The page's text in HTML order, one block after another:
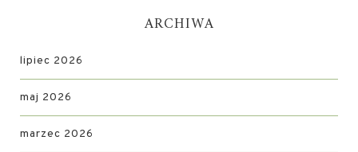
ARCHIWA
lipiec 2026
maj 2026
marzec 2026